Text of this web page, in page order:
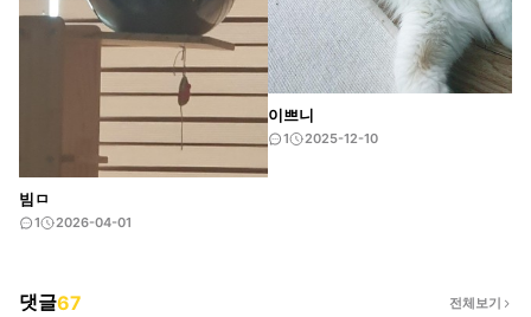
빔ㅁ
1 2026-04-01
이쁘니
1 2025-12-10
댓글67 전체보기